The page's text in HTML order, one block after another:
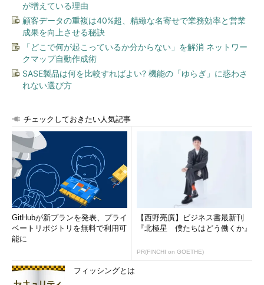
が増えている理由
顧客データの重複は40%超、精緻な名寄せで業務効率と営業
成果を向上させる秘訣
「どこで何が起こっているか分からない」を解消 ネットワー
クマップ自動作成術
SASE製品は何を比較すればよい? 機能の「ゆらぎ」に惑わさ
れない選び方
チェックしておきたい人気記事
GitHubが新プランを発表、プライ
ベートリポジトリを無料で利用可
能に
【西野亮廣】ビジネス書最新刊
『北極星 僕たちはどう働くか』
PR(FINCHI on GOETHE)
フィッシングとは